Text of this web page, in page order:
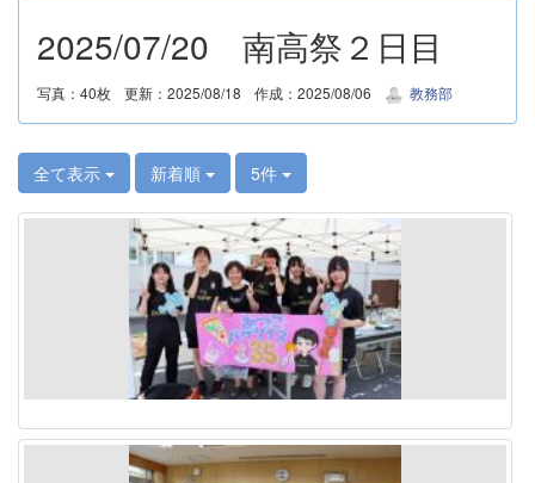
2025/07/20 南高祭２日目
写真：40枚 更新：2025/08/18 作成：2025/08/06 教務部
全て表示 新着順 5件